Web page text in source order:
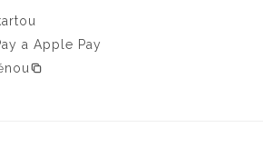
a Apple Pay